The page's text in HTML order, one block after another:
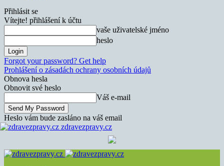
Přihlásit se
Vítejte! přihlášení k účtu
vaše uživatelské jméno
heslo
Forgot your password? Get help
Prohlášení o zásadách ochrany osobních údajů
Obnova hesla
Obnovit své heslo
Váš e-mail
Heslo vám bude zasláno na váš email
zdravezpravy.cz